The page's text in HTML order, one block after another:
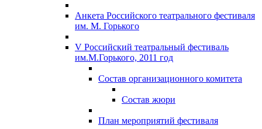
Анкета Российского театрального фестиваля
им. М. Горького
V Российский театральный фестиваль
им.М.Горького, 2011 год
Состав организационного комитета
Состав жюри
План мероприятий фестиваля